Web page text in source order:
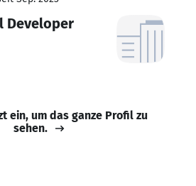
Developer
ein, um das ganze Profil zu
sehen.